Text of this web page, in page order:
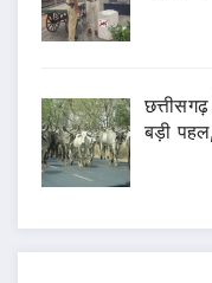
बड़ी